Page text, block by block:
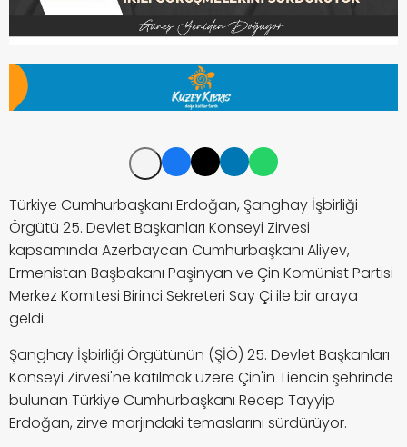
Türkiye Cumhurbaşkanı Erdoğan, Şanghay İşbirliği
Örgütü 25. Devlet Başkanları Konseyi Zirvesi
kapsamında Azerbaycan Cumhurbaşkanı Aliyev,
Ermenistan Başbakanı Paşinyan ve Çin Komünist Partisi
Merkez Komitesi Birinci Sekreteri Say Çi ile bir araya
geldi.
Şanghay İşbirliği Örgütünün (ŞİÖ) 25. Devlet Başkanları
Konseyi Zirvesi'ne katılmak üzere Çin'in Tiencin şehrinde
bulunan Türkiye Cumhurbaşkanı Recep Tayyip
Erdoğan, zirve marjındaki temaslarını sürdürüyor.